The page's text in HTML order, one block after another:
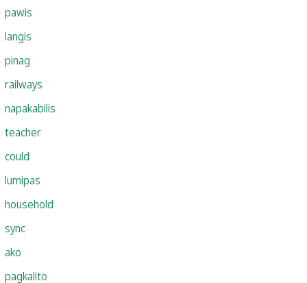
pawis
langis
pinag
railways
napakabilis
teacher
could
lumipas
household
sync
ako
pagkalito